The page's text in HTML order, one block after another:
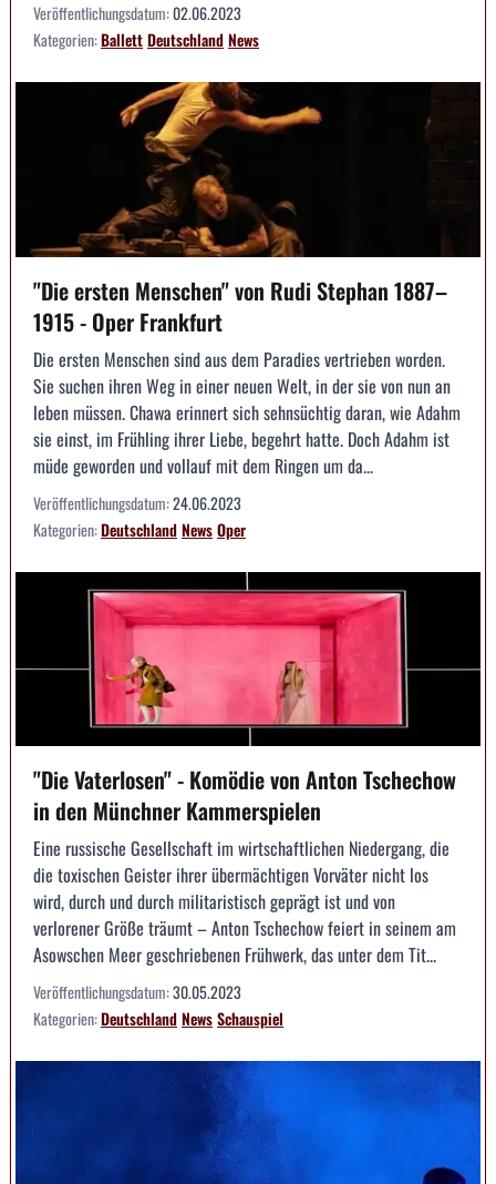
Veröffentlichungsdatum:02.06.2023
Kategorien:BallettDeutschlandNews
"Die ersten Menschen" von Rudi Stephan 1887–
1915 - Oper Frankfurt
Die ersten Menschen sind aus dem Paradies vertrieben worden.
Sie suchen ihren Weg in einer neuen Welt, in der sie von nun an
leben müssen. Chawa erinnert sich sehnsüchtig daran, wie Adahm
sie einst, im Frühling ihrer Liebe, begehrt hatte. Doch Adahm ist
müde geworden und vollauf mit dem Ringen um da...
Veröffentlichungsdatum:24.06.2023
Kategorien:DeutschlandNewsOper
"Die Vaterlosen" - Komödie von Anton Tschechow
in den Münchner Kammerspielen
Eine russische Gesellschaft im wirtschaftlichen Niedergang, die
die toxischen Geister ihrer übermächtigen Vorväter nicht los
wird, durch und durch militaristisch geprägt ist und von
verlorener Größe träumt – Anton Tschechow feiert in seinem am
Asowschen Meer geschriebenen Frühwerk, das unter dem Tit...
Veröffentlichungsdatum:30.05.2023
Kategorien:DeutschlandNewsSchauspiel